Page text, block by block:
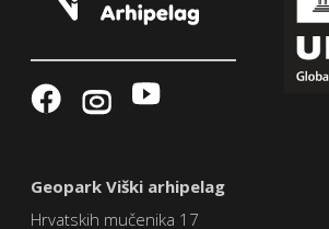
Geopark Viški arhipelag
Hrvatskih mučenika 17